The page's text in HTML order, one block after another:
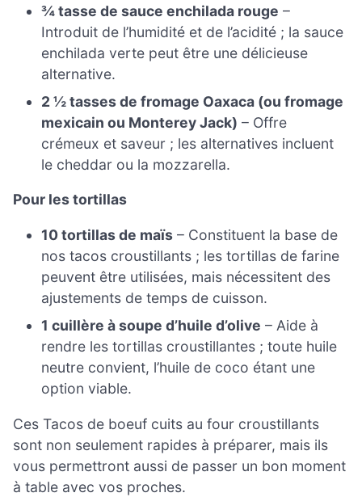
¾ tasse de sauce enchilada rouge –
Introduit de l’humidité et de l’acidité ; la sauce
enchilada verte peut être une délicieuse
alternative.
2 ½ tasses de fromage Oaxaca (ou fromage
mexicain ou Monterey Jack) – Offre
crémeux et saveur ; les alternatives incluent
le cheddar ou la mozzarella.
Pour les tortillas
10 tortillas de maïs – Constituent la base de
nos tacos croustillants ; les tortillas de farine
peuvent être utilisées, mais nécessitent des
ajustements de temps de cuisson.
1 cuillère à soupe d’huile d’olive – Aide à
rendre les tortillas croustillantes ; toute huile
neutre convient, l’huile de coco étant une
option viable.
Ces Tacos de boeuf cuits au four croustillants
sont non seulement rapides à préparer, mais ils
vous permettront aussi de passer un bon moment
à table avec vos proches.